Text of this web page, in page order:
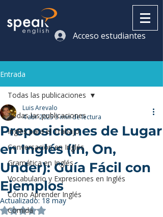
Acceso estudiantes
Entrada
Todas las publicaciones
Inglés para el Trabajo
Conversación en Inglés
Gramática en Inglés
Vocabulario y Expresiones en Inglés
Cómo Aprender Inglés
Comida
Todas las publicaciones
Preposiciones de Lugar
en Inglés (In, On,
Under): Guía Fácil con
Ejemplos
Luis Arevalo
4 abr 20253 min de lectura
Actualizado: 18 may
Obtuvo NaN de 5 estrellas.